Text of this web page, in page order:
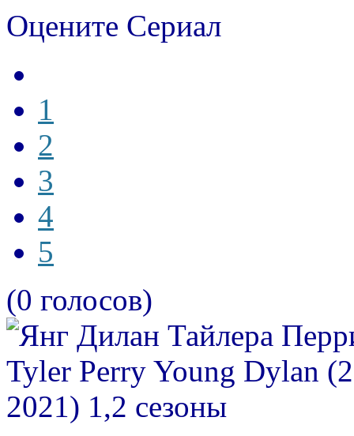
Оцените Сериал
1
2
3
4
5
(0 голосов)